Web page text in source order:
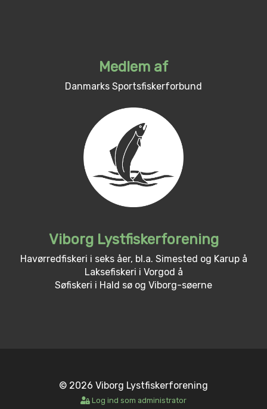
Medlem af
Danmarks Sportsfiskerforbund
Viborg Lystfiskerforening
Havørredfiskeri i seks åer, bl.a. Simested og Karup å
Laksefiskeri i Vorgod å
Søfiskeri i Hald sø og Viborg-søerne
© 2026 Viborg Lystfiskerforening
Log ind som administrator